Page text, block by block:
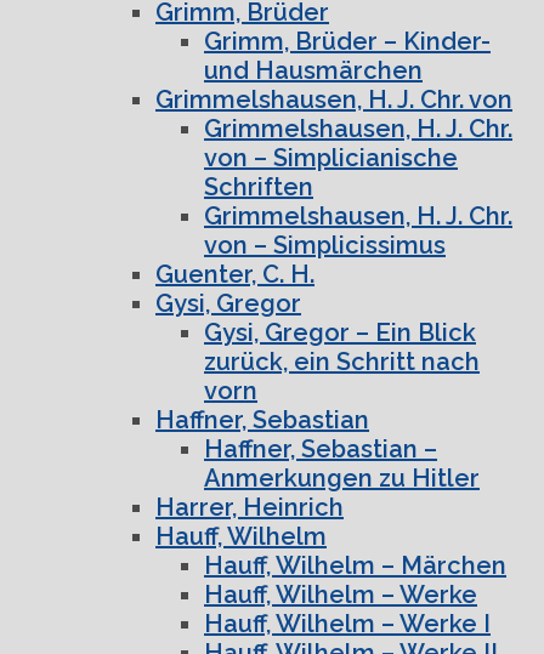
Grimm, Brüder
Grimm, Brüder – Kinder-
und Hausmärchen
Grimmelshausen, H. J. Chr. von
Grimmelshausen, H. J. Chr.
von – Simplicianische
Schriften
Grimmelshausen, H. J. Chr.
von – Simplicissimus
Guenter, C. H.
Gysi, Gregor
Gysi, Gregor – Ein Blick
zurück, ein Schritt nach
vorn
Haffner, Sebastian
Haffner, Sebastian –
Anmerkungen zu Hitler
Harrer, Heinrich
Hauff, Wilhelm
Hauff, Wilhelm – Märchen
Hauff, Wilhelm – Werke
Hauff, Wilhelm – Werke I